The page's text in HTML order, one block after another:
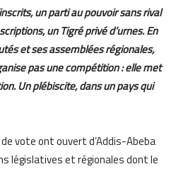
un parti au pouvoir sans rival
un Tigré privé d’urnes.En
et ses assemblées régionales,
pas une compétition : elle met
Un plébiscite, dans un pays qui
vote ont ouvert d’Addis-Abeba
législatives et régionales dont le